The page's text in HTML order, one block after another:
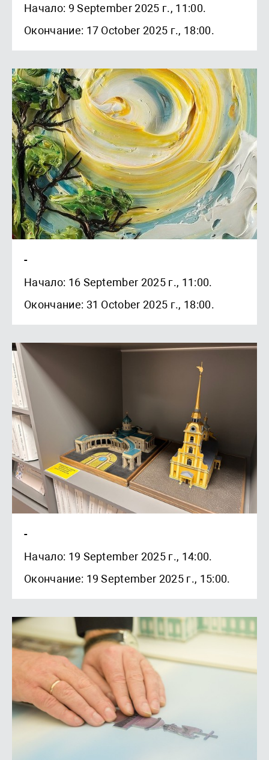
Начало: 9 September 2025 г., 11:00.
Окончание: 17 October 2025 г., 18:00.
-
Начало: 16 September 2025 г., 11:00.
Окончание: 31 October 2025 г., 18:00.
-
Начало: 19 September 2025 г., 14:00.
Окончание: 19 September 2025 г., 15:00.